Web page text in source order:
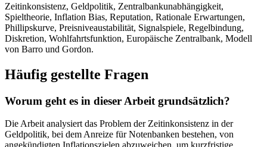
Zeitinkonsistenz, Geldpolitik, Zentralbankunabhängigkeit,
Spieltheorie, Inflation Bias, Reputation, Rationale Erwartungen,
Phillipskurve, Preisniveaustabilität, Signalspiele, Regelbindung,
Diskretion, Wohlfahrtsfunktion, Europäische Zentralbank, Modell
von Barro und Gordon.
Häufig gestellte Fragen
Worum geht es in dieser Arbeit grundsätzlich?
Die Arbeit analysiert das Problem der Zeitinkonsistenz in der
Geldpolitik, bei dem Anreize für Notenbanken bestehen, von